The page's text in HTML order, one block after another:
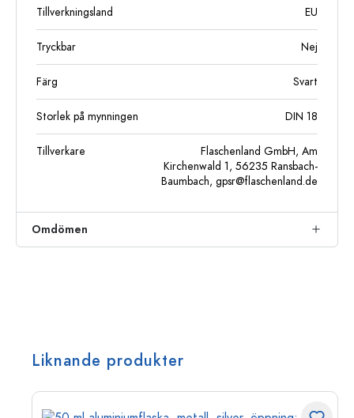
Tillverkningsland EU
Tryckbar Nej
Färg Svart
Storlek på mynningen DIN 18
Tillverkare
Flaschenland GmbH, Am
Kirchenwald 1, 56235 Ransbach-
Baumbach, gpsr@flaschenland.de
Omdömen
Liknande produkter